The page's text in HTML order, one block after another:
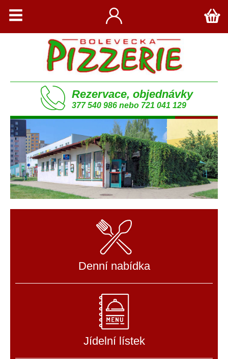
Denní nabídka
Jídelní lístek
Rezervace, objednávky
377 540 986 nebo 721 041 129